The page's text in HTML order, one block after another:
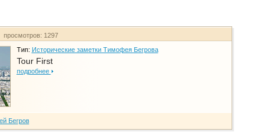
1297
Тип: Исторические заметки Тимофея Бегрова
Tour First
подробнее
Бегров